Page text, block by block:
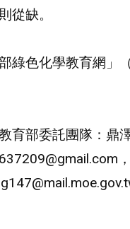
從缺。
綠色化學教育網」
育部委託團隊：鼎